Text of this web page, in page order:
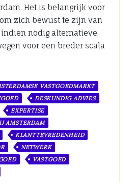
Het is belangrijk voor
zich bewust te zijn van
nodig alternatieve
voor een breder scala
VASTGOEDMARKT
DESKUNDIG ADVIES
EXPERTISE
AMSTERDAM
KLANTTEVREDENHEID
NETWERK
VASTGOED